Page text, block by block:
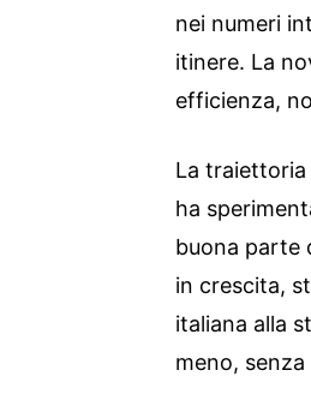
nei numeri
itinere. La
efficienza,
La
ha
buona parte
in crescita,
italiana alla
meno,